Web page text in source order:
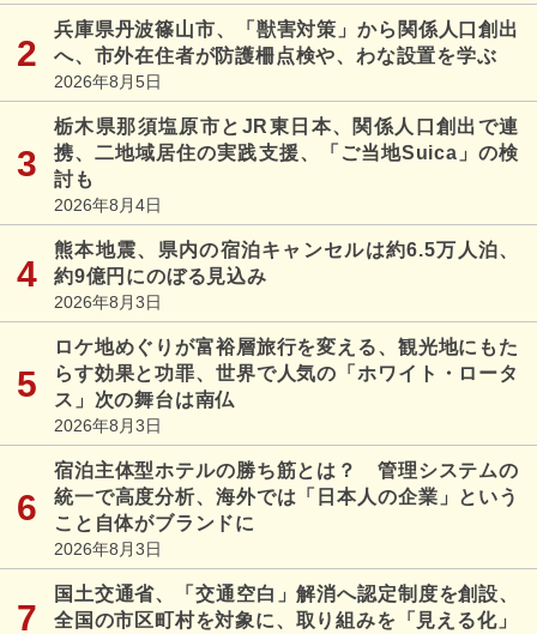
兵庫県丹波篠山市、「獣害対策」から関係人口創出
へ、市外在住者が防護柵点検や、わな設置を学ぶ
2026年8月5日
栃木県那須塩原市とJR東日本、関係人口創出で連
携、二地域居住の実践支援、「ご当地Suica」の検
討も
2026年8月4日
熊本地震、県内の宿泊キャンセルは約6.5万人泊、
約9億円にのぼる見込み
2026年8月3日
ロケ地めぐりが富裕層旅行を変える、観光地にもた
らす効果と功罪、世界で人気の「ホワイト・ロータ
ス」次の舞台は南仏
2026年8月3日
宿泊主体型ホテルの勝ち筋とは？ 管理システムの
統一で高度分析、海外では「日本人の企業」という
こと自体がブランドに
2026年8月3日
国土交通省、「交通空白」解消へ認定制度を創設、
全国の市区町村を対象に、取り組みを「見える化」